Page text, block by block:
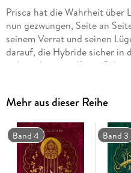
Prisca hat die Wahrheit über
nun gezwungen, Seite an
seinem Verrat und seinen
darauf, die Hybride sicher in
während sie von König
Artefakt der Götter, mit dem
das Reich, über das sie
nicht nur immer mehr über
Vergangenheit, sondern
Mehr aus dieser Reihe
Band 4 Band 3